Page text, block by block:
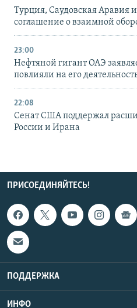
Турция, Саудовская Аравия
соглашение о взаимной
23:00
Нефтяной гигант ОАЭ
повлияли на его
22:08
Сенат США поддержал
России и Ирана
ПРИСОЕДИНЯЙТЕСЬ!
ПОДДЕРЖКА
ИНФО